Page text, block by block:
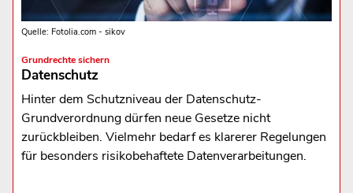
Quelle: Fotolia.com - sikov
Grundrechte sichern
Datenschutz
Hinter dem Schutzniveau der Datenschutz-
Grundverordnung dürfen neue Gesetze nicht
zurückbleiben. Vielmehr bedarf es klarerer Regelungen
für besonders risikobehaftete Datenverarbeitungen.